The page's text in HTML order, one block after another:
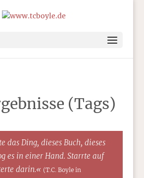
(Tags)
das Ding, dieses Buch, dieses
es in einer Hand. Starrte auf
darin.« (T.C. Boyle in